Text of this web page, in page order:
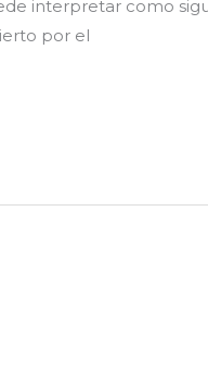
interpretar como
por el